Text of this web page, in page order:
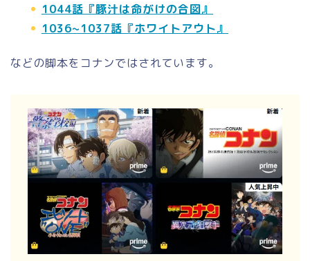
1044話『豚汁は命がけの合図』
1036~1037話『ホワイトアウト』
などの脚本をコナンではされています。